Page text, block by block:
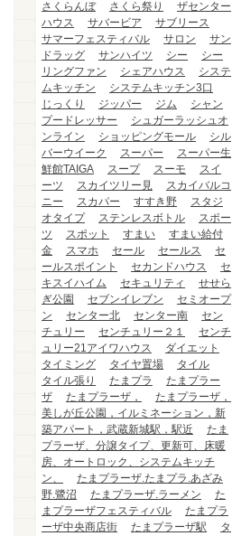
さくらんぼ
さくら祭り
ザセンター
ハウス
サバービア
サブリース
サマーフェスティバル
サロン
サン
ドラッグ
サンハイツ シー
シー
リングファン
シェアハウス
システ
ムキッチン
システムキッチン3口
じっくり
ジッパー ジム
シャン
プードレッサー
シュガーラッシュオ
ンライン
ショッピングモール
シル
バーウイーク
スーパー
スーパー生
鮮館TAIGA
スープ スーモ
スイ
ーツ
スカイツリー見
スカイバルコ
ニー
スカパー すすき野
スタジ
オタイプ
ステンレスボトル
スポー
ツ
スポット すまい
すまい給付
金
スマホ セール セールス
セ
ールスポイント
セカンドハウス
セ
キスイハイム
セキュリティ
せせら
ぎ公園
セブンイレブン
セミオープ
ン
センター北 センター南
セン
チュリー
センチュリー２１
センチ
ュリー21アイワハウス
ダイエット
タイミング
タイヤ置場
タイル
タイル張り
たまプラ
たまプラー
ザ
たまプラーザ，
たまプラーザ，
美しが丘公園，イルミネーション，新
築アパート，武蔵新城駅，駅近
たま
プラーザ、分譲タイプ、更新可、床暖
房、オートロック、システムキッチ
ン、
たまプラーザ.たまプラ.あざみ
野.鷺沼
たまプラーザ.ラーメン
た
まプラーザフェスティバル
たまプラ
ーザ中央商店街
たまプラーザ駅
タ